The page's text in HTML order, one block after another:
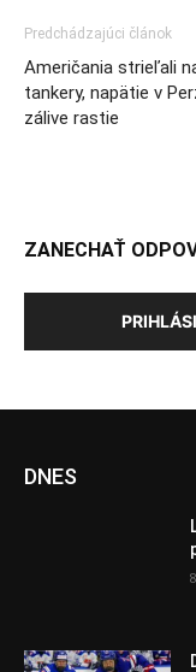
Predchádzajúci článok
Američania strieľali
tankery, napätie v
zálive rastie
ZANECHAŤ
DNES